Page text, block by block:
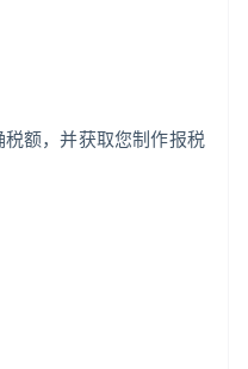
额，并获取您制作报税